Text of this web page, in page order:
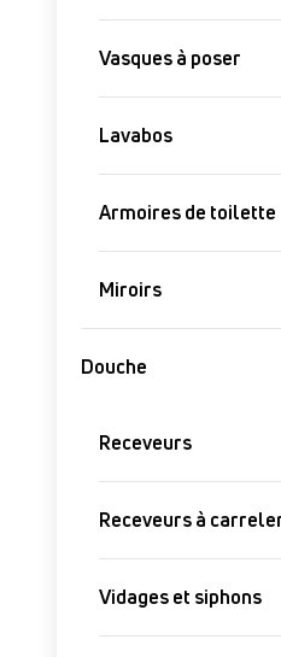
Vasques à poser
Lavabos
Armoires de toilette
Miroirs
Douche
Receveurs
Receveurs à
Vidages et siphons